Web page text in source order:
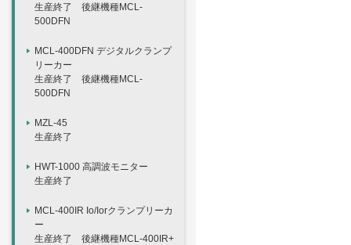
生産終了 後継機種MCL-
500DFN
MCL-400DFN デジタルクランプ
リーカー
生産終了 後継機種MCL-
500DFN
MZL-45
生産終了
HWT-1000 高調波モニター
生産終了
MCL-400IR Io/Iorクランプリーカ
ー
生産終了 後継機種MCL-400IR+